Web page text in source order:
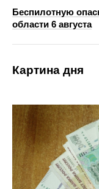
Беспилотную
области 6 августа
Картина дня